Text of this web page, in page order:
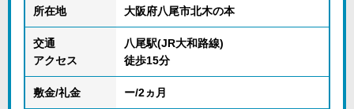
所在地 大阪府八尾市北木の本
交通
アクセス
八尾駅(JR大和路線)
徒歩15分
敷金/礼金 ー/2ヵ月